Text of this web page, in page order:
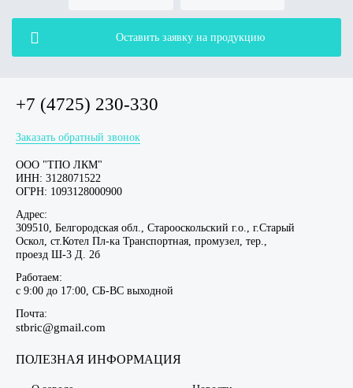
Оставить заявку на продукцию
+7 (4725) 230-330
Заказать обратный звонок
ООО "ТПО ЛКМ"
ИНН: 3128071522
ОГРН: 1093128000900
Адрес:
309510, Белгородская обл., Старооскольский г.о., г.Старый
Оскол, ст.Котел Пл-ка Транспортная, промузел, тер.,
проезд Ш-3 Д. 2б
Работаем:
c 9:00 до 17:00, СБ-ВС выходной
Почта:
stbric@gmail.com
ПОЛЕЗНАЯ ИНФОРМАЦИЯ